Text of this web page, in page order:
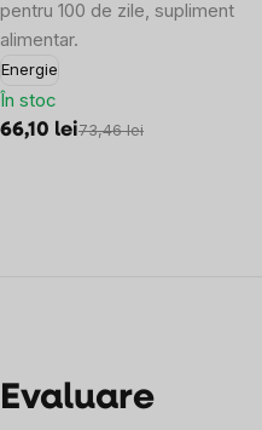
pentru 100 de zile, supliment
alimentar.
Energie
În stoc
66,10 lei73,46 lei
Evaluare